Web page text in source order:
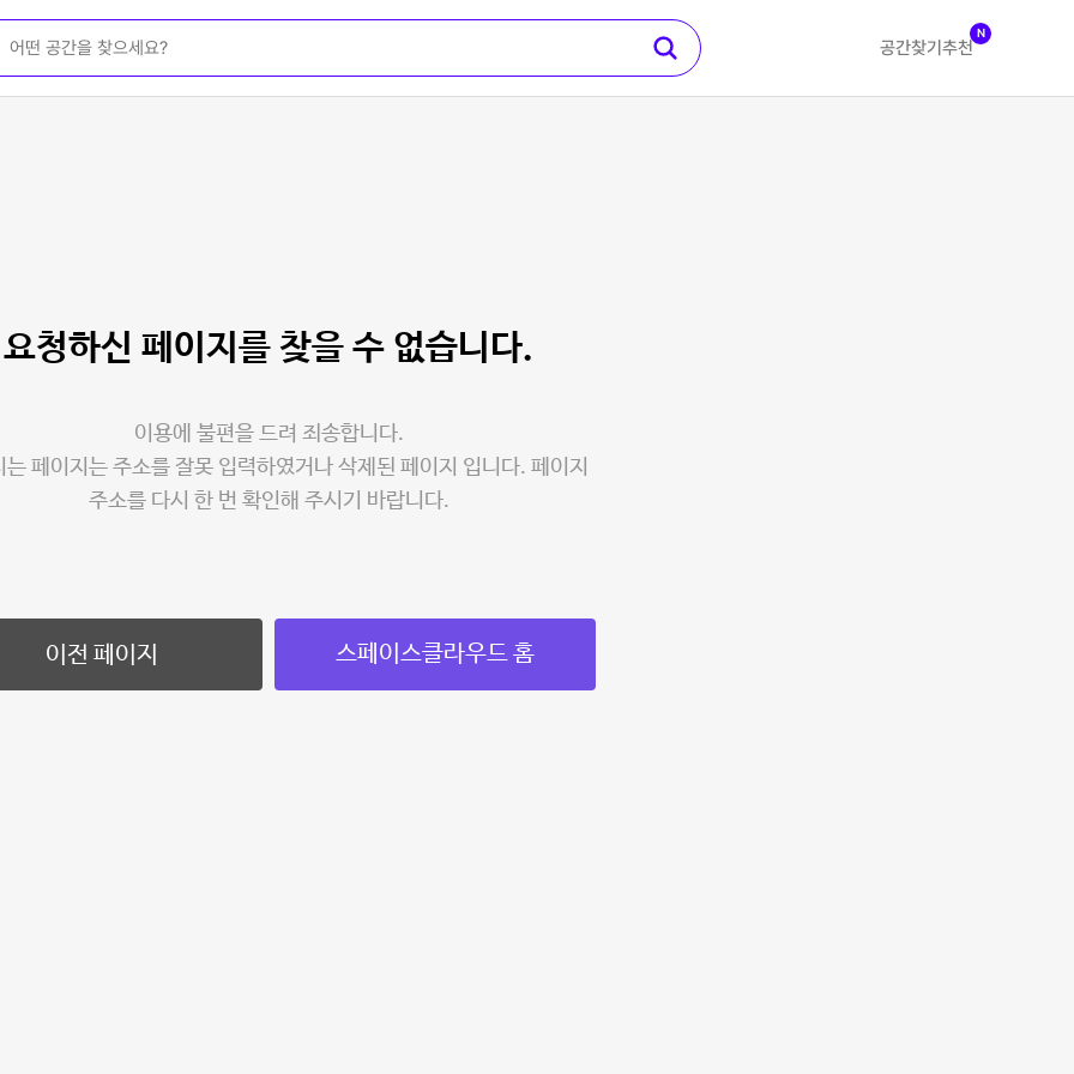
공간찾기 추천
N
요청하신 페이지를 찾을 수 없습니다.
이용에 불편을 드려 죄송합니다.
는 페이지는 주소를 잘못 입력하였거나 삭제된 페이지 입니다. 페이지
주소를 다시 한 번 확인해 주시기 바랍니다.
이전 페이지 스페이스클라우드 홈